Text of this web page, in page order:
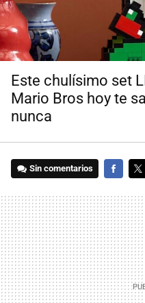
Este chulísimo set
Mario Bros hoy te
nunca
Sin comentarios